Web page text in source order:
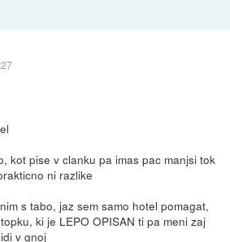
kot pise v clanku pa imas pac manjsi tok
ni razlike
s tabo, jaz sem samo hotel pomagat,
ki je LEPO OPISAN ti pa meni zaj
v gnoj